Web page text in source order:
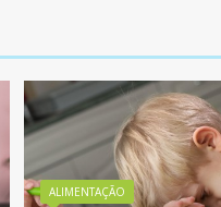
ALIMENTAÇÃO